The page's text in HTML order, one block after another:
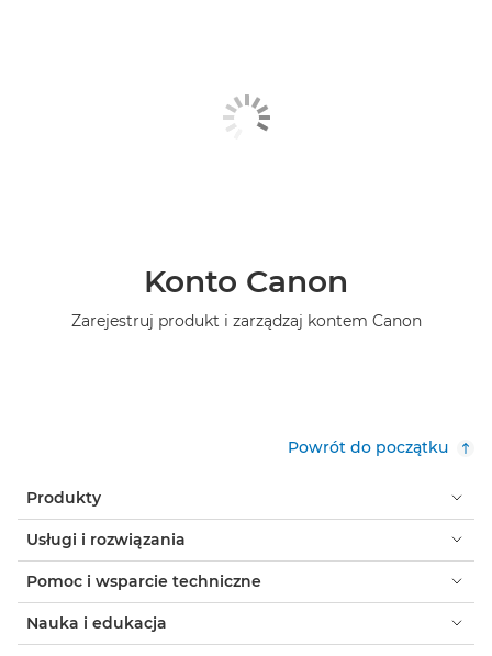
Konto Canon
Zarejestruj produkt i zarządzaj kontem Canon
Powrót do początku
Produkty
Usługi i rozwiązania
Pomoc i wsparcie techniczne
Nauka i edukacja